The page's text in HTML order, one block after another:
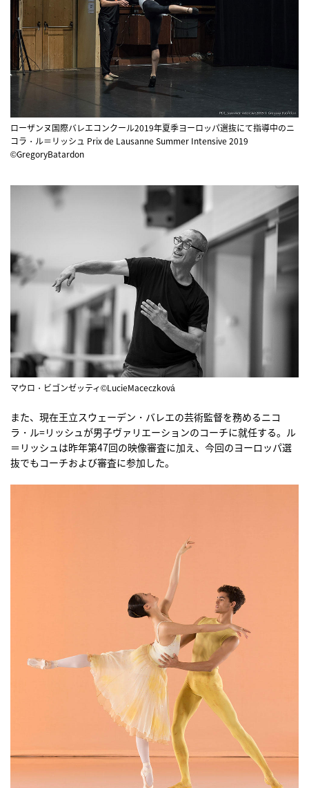
ローザンヌ国際バレエコンクール2019年夏季ヨーロッパ選抜にて指導中のニ
コラ・ル＝リッシュ Prix de Lausanne Summer Intensive 2019
©GregoryBatardon
マウロ・ビゴンゼッティ©LucieMaceczková
また、現在王立スウェーデン・バレエの芸術監督を務めるニコ
ラ・ル=リッシュが男子ヴァリエーションのコーチに就任する。ル
＝リッシュは昨年第47回の映像審査に加え、今回のヨーロッパ選
抜でもコーチおよび審査に参加した。